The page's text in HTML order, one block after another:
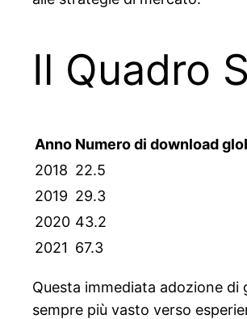
Il Quadro
Anno Numero di download
2018 22.5
2019 29.3
2020 43.2
2021 67.3
Questa immediata adozione
sempre più vasto verso